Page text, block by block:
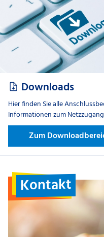
Downloads
Hier finden Sie alle
Informationen zum
Zum
Kontakt